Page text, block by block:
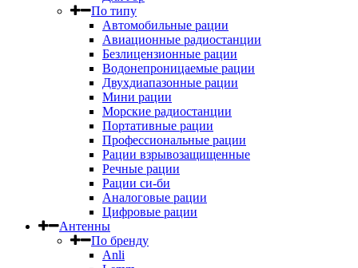
По типу
Автомобильные рации
Авиационные радиостанции
Безлицензионные рации
Водонепроницаемые рации
Двухдиапазонные рации
Мини рации
Морские радиостанции
Портативные рации
Профессиональные рации
Рации взрывозащищенные
Речные рации
Рации си-би
Аналоговые рации
Цифровые рации
Антенны
По бренду
Anli